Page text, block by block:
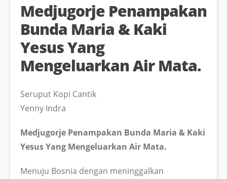
Medjugorje Penampakan
Bunda Maria & Kaki
Yesus Yang
Mengeluarkan Air Mata.
Seruput Kopi Cantik
Yenny Indra
Medjugorje Penampakan Bunda Maria & Kaki
Yesus Yang Mengeluarkan Air Mata.
Menuju Bosnia dengan meninggalkan